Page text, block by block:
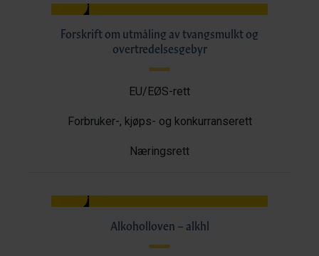
Forskrift om utmåling av tvangsmulkt og
overtredelsesgebyr
EU/EØS-rett
Forbruker-, kjøps- og konkurranserett
Næringsrett
Alkoholloven – alkhl